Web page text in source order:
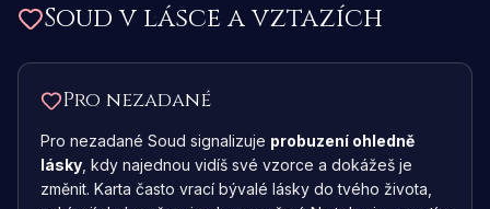
Soud v lásce a vztazích
Pro nezadané
Pro nezadané Soud signalizuje probuzení ohledně
lásky , kdy najednou vidíš své vzorce a dokážeš je
změnit. Karta často vrací bývalé lásky do tvého života,